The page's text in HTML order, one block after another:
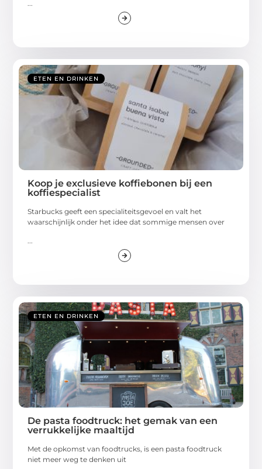
...
ETEN EN DRINKEN
Koop je exclusieve koffiebonen bij een
koffiespecialist
Starbucks geeft een specialiteitsgevoel en valt het
waarschijnlijk onder het idee dat sommige mensen over
...
ETEN EN DRINKEN
De pasta foodtruck: het gemak van een
verrukkelijke maaltijd
Met de opkomst van foodtrucks, is een pasta foodtruck
niet meer weg te denken uit